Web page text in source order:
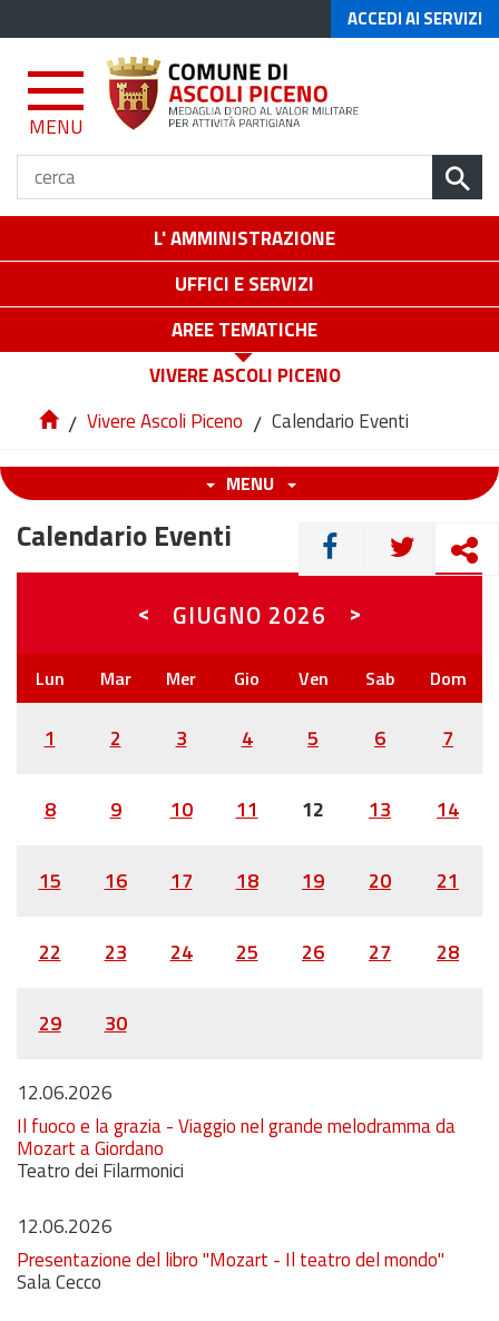
ACCEDI AI SERVIZI
MENU
L' AMMINISTRAZIONE
UFFICI E SERVIZI
AREE TEMATICHE
VIVERE ASCOLI PICENO
/ Vivere Ascoli Piceno / Calendario Eventi
MENU
CONDIVIDI
Calendario Eventi
< GIUGNO 2026 >
1 2 3 4 5 6 7
8 9 10 11 12 13 14
15 16 17 18 19 20 21
22 23 24 25 26 27 28
29 30
12.06.2026
Il fuoco e la grazia - Viaggio nel grande melodramma da
Mozart a Giordano
Teatro dei Filarmonici
12.06.2026
Presentazione del libro "Mozart - Il teatro del mondo"
Sala Cecco